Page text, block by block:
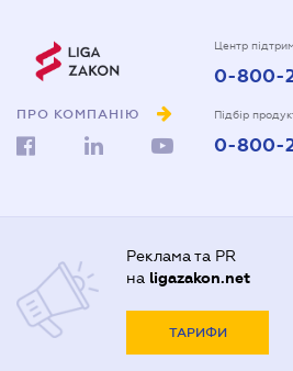
ПРО КОМПАНІЮ
Центр
0-800-
Підбір
0-800-
Реклама та PR
на ligazakon.net
ТАРИФИ